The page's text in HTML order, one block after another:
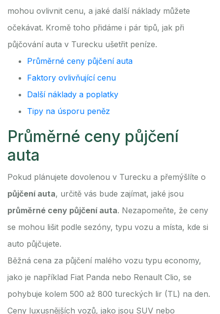
mohou ovlivnit cenu, a jaké další náklady můžete
očekávat. Kromě toho přidáme i pár tipů, jak při
půjčování auta v Turecku ušetřit peníze.
Průměrné ceny půjčení auta
Faktory ovlivňující cenu
Další náklady a poplatky
Tipy na úsporu peněz
Průměrné ceny půjčení
auta
Pokud plánujete dovolenou v Turecku a přemýšlíte o
půjčení auta, určitě vás bude zajímat, jaké jsou
průměrné ceny půjčení auta. Nezapomeňte, že ceny
se mohou lišit podle sezóny, typu vozu a místa, kde si
auto půjčujete.
Běžná cena za půjčení malého vozu typu economy,
jako je například Fiat Panda nebo Renault Clio, se
pohybuje kolem 500 až 800 tureckých lir (TL) na den.
Ceny luxusnějších vozů, jako jsou SUV nebo